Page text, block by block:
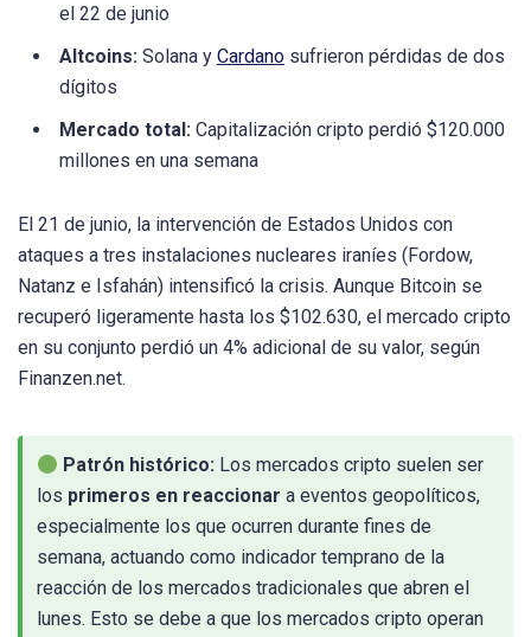
el 22 de junio
Altcoins: Solana y Cardano sufrieron pérdidas de dos
dígitos
Mercado total: Capitalización cripto perdió $120.000
millones en una semana
El 21 de junio, la intervención de Estados Unidos con
ataques a tres instalaciones nucleares iraníes (Fordow,
Natanz e Isfahán) intensificó la crisis. Aunque Bitcoin se
recuperó ligeramente hasta los $102.630, el mercado cripto
en su conjunto perdió un 4% adicional de su valor, según
Finanzen.net.
Patrón histórico: Los mercados cripto suelen ser
los primeros en reaccionar a eventos geopolíticos,
especialmente los que ocurren durante fines de
semana, actuando como indicador temprano de la
reacción de los mercados tradicionales que abren el
lunes. Esto se debe a que los mercados cripto operan